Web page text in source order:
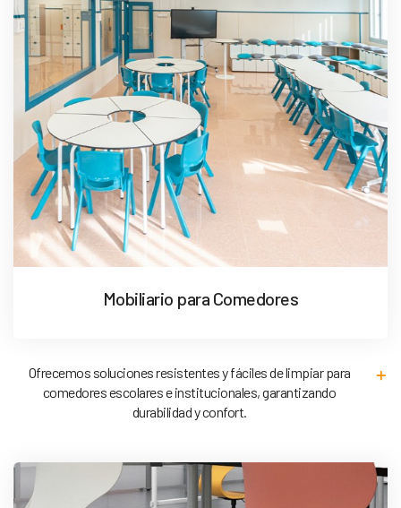
Mobiliario para Comedores
Ofrecemos soluciones resistentes y fáciles de limpiar para
comedores escolares e institucionales, garantizando
durabilidad y confort.